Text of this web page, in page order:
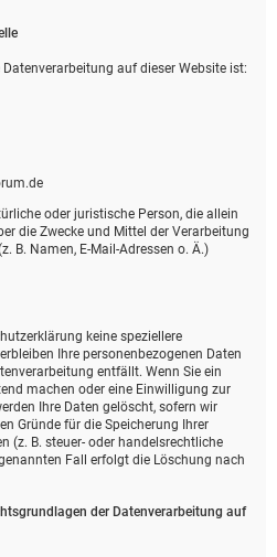
auf dieser Website ist:
oder juristische Person, die allein
die Zwecke und Mittel der Verarbeitung
B. Namen, E-Mail-Adressen o. Ä.)
keine speziellere
Ihre personenbezogenen Daten
entfällt. Wenn Sie ein
machen oder eine Einwilligung zur
Ihre Daten gelöscht, sofern wir
Gründe für die Speicherung Ihrer
(z. B. steuer- oder handelsrechtliche
Fall erfolgt die Löschung nach
der Datenverarbeitung auf